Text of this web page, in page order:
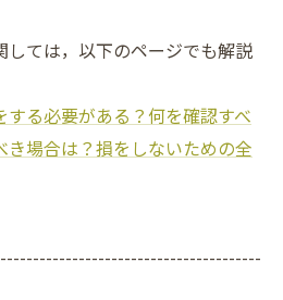
ては，以下のページでも解説
る必要がある？何を確認すべ
き場合は？損をしないための全